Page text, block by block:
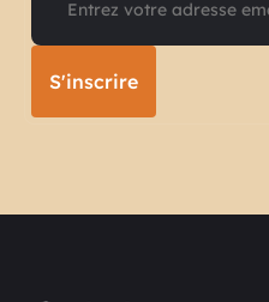
S'inscrire